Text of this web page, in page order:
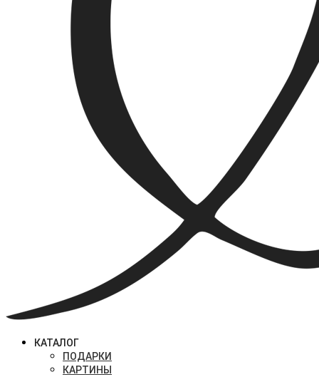
КАТАЛОГ
ПОДАРКИ
КАРТИНЫ